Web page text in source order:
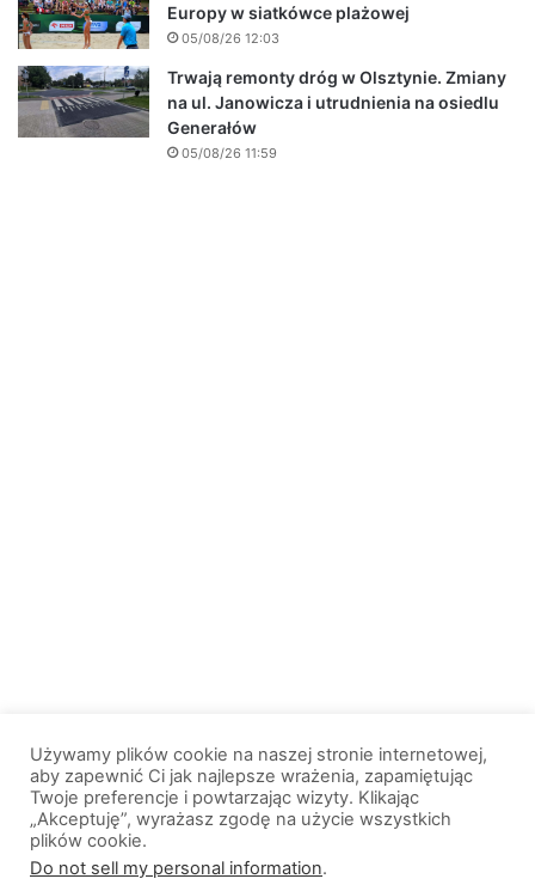
Europy w siatkówce plażowej
05/08/26 12:03
Trwają remonty dróg w Olsztynie. Zmiany
na ul. Janowicza i utrudnienia na osiedlu
Generałów
05/08/26 11:59
© 2013-2026, All Rights Reserved. Wszelkie prawa zastrzeżone. |
Używamy plików cookie na naszej stronie internetowej,
aby zapewnić Ci jak najlepsze wrażenia, zapamiętując
Twoje preferencje i powtarzając wizyty. Klikając
„Akceptuję”, wyrażasz zgodę na użycie wszystkich
plików cookie.
Do not sell my personal information.